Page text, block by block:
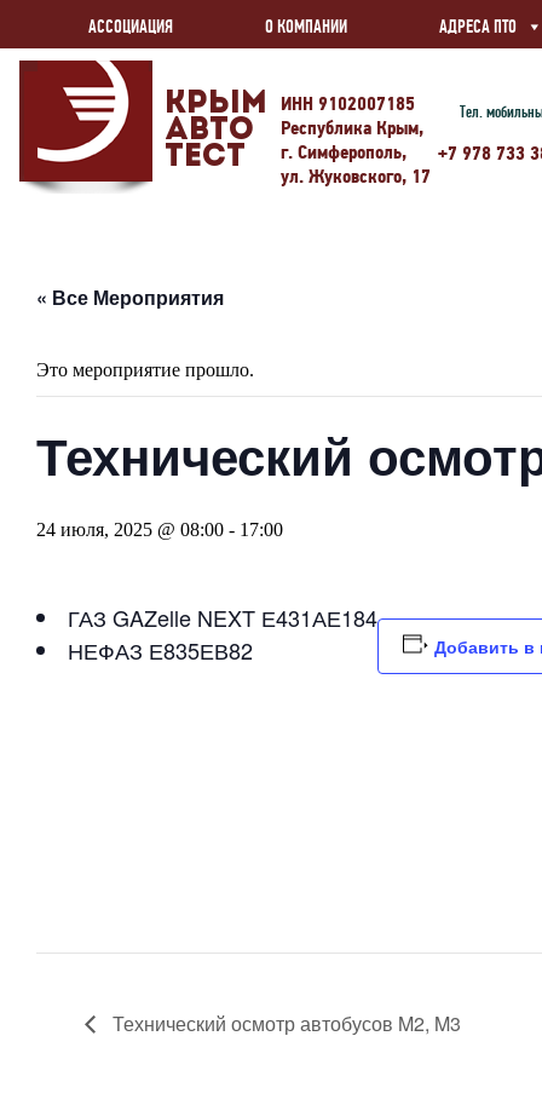
АССОЦИАЦИЯ О КОМПАНИИ АДРЕСА ПТО
Крым
Авто
Тест
ИНН 9102007185
Республика Крым,
г. Симферополь,
ул. Жуковского, 17
Тел.
+7 978 733
« Все Мероприятия
Это мероприятие прошло.
Технический
24 июля, 2025 @ 08:00 - 17:00
ГАЗ GAZelle NEXT Е431АЕ184
НЕФАЗ Е835ЕВ82
Добавить в
Технический осмотр автобусов M2, M3